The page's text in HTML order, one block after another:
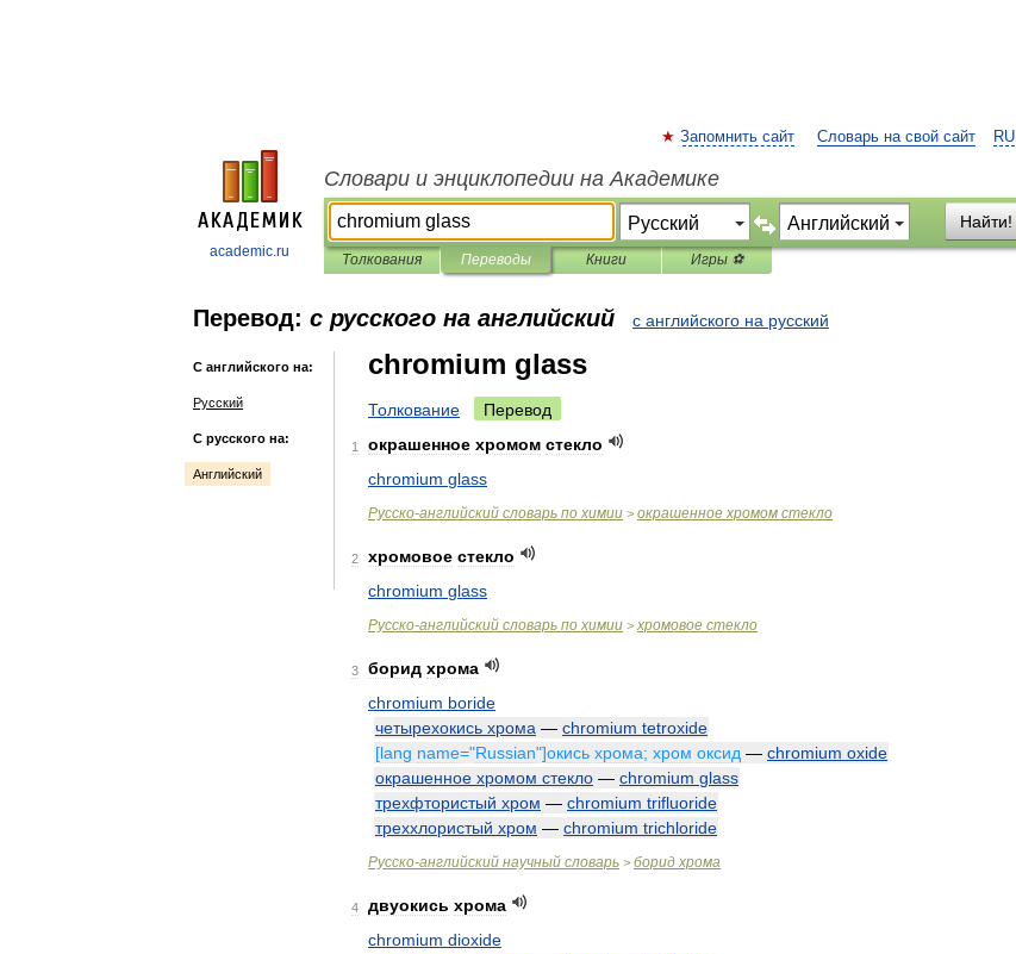
academic.ru
RU
Запомнить сайт Словарь на свой сайт
Словари и энциклопедии на Академике
Найти!
Толкования Переводы Книги Игры ⚽
Перевод: с русского на английский с английского на русский
С английского на:
Русский
С русского на:
Английский
chromium glass
Толкование Перевод
1 окрашенное хромом стекло
chromium glass
Русско-английский словарь по химии > окрашенное хромом стекло
2 хромовое стекло
chromium glass
Русско-английский словарь по химии > хромовое стекло
3 борид хрома
chromium boride
четырехокись хрома — chromium tetroxide
[lang name="Russian"]окись хрома; хром оксид — chromium oxide
окрашенное хромом стекло — chromium glass
трехфтористый хром — chromium trifluoride
треххлористый хром — chromium trichloride
Русско-английский научный словарь > борид хрома
4 двуокись хрома
chromium dioxide